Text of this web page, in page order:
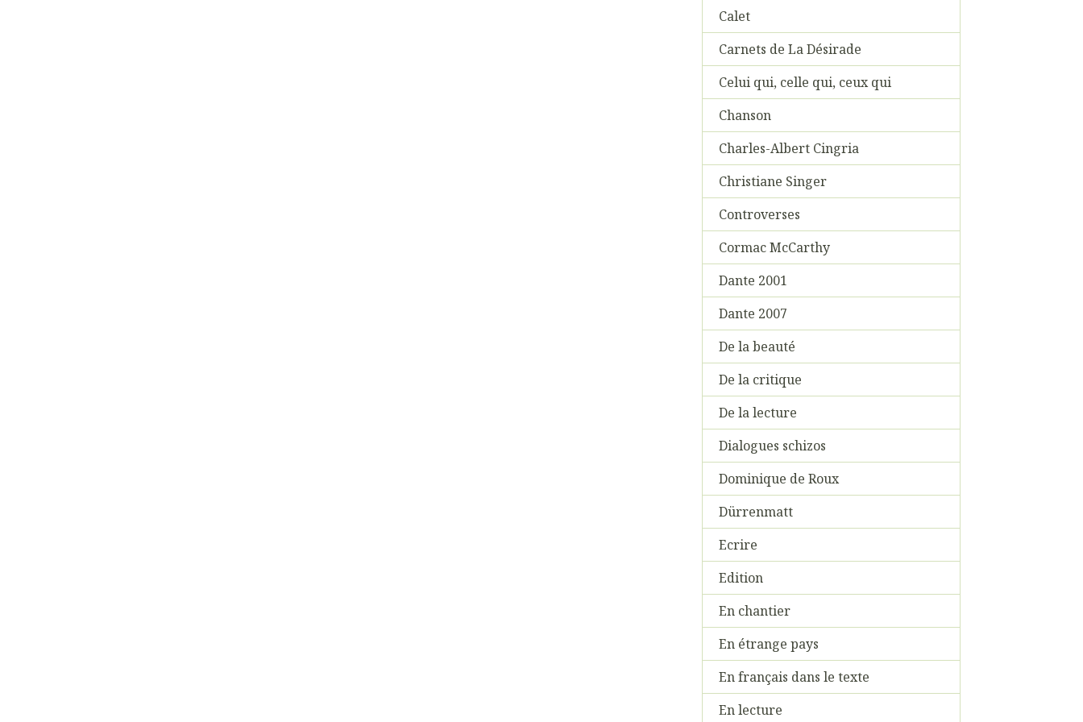
Calet
Carnets de La Désirade
Celui qui, celle qui, ceux qui
Chanson
Charles-Albert Cingria
Christiane Singer
Controverses
Cormac McCarthy
Dante 2001
Dante 2007
De la beauté
De la critique
De la lecture
Dialogues schizos
Dominique de Roux
Dürrenmatt
Ecrire
Edition
En chantier
En étrange pays
En français dans le texte
En lecture